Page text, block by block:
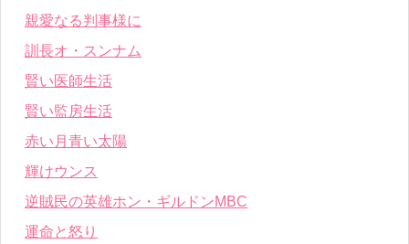
親愛なる判事様に
訓長オ・スンナム
賢い医師生活
賢い監房生活
赤い月青い太陽
輝けウンス
逆賊民の英雄ホン・ギルドンMBC
運命と怒り